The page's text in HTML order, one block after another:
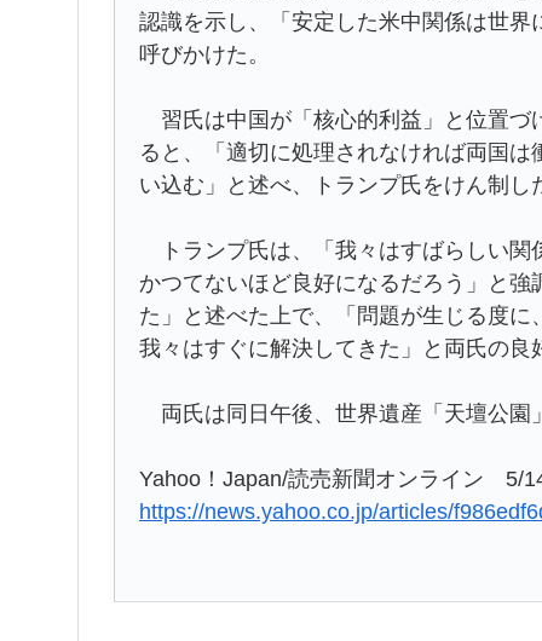
認識を示し、「安定した米中関係は世
呼びかけた。
習氏は中国が「核心的利益」と位置づ
ると、「適切に処理されなければ両国
い込む」と述べ、トランプ氏をけん制し
トランプ氏は、「我々はすばらしい関
かつてないほど良好になるだろう」と
た」と述べた上で、「問題が生じる度
我々はすぐに解決してきた」と両氏の良
両氏は同日午後、世界遺産「天壇公園
Yahoo！Japan/読売新聞オンライン 5/
https://news.yahoo.co.jp/articles/